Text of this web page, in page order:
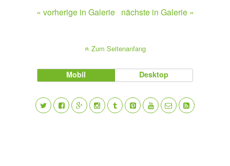
« vorherige in Galerie nächste in Galerie »
Zum Seitenanfang
Mobil Desktop